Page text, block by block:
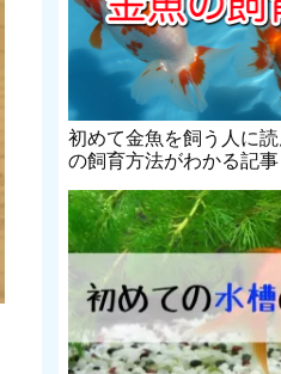
初めて金魚を飼う人に
の飼育方法がわかる記事